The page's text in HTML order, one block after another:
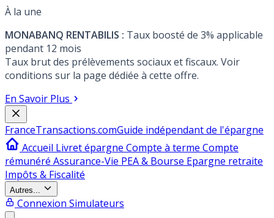
À la une
MONABANQ RENTABILIS : Taux boosté de 3% applicable
pendant 12 mois
Taux brut des prélèvements sociaux et fiscaux. Voir
conditions sur la page dédiée à cette offre.
En Savoir Plus
FranceTransactions.comGuide indépendant de l'épargne
Accueil Livret épargne Compte à terme Compte
rémunéré Assurance-Vie PEA & Bourse Epargne retraite
Impôts & Fiscalité
Autres...
Connexion Simulateurs